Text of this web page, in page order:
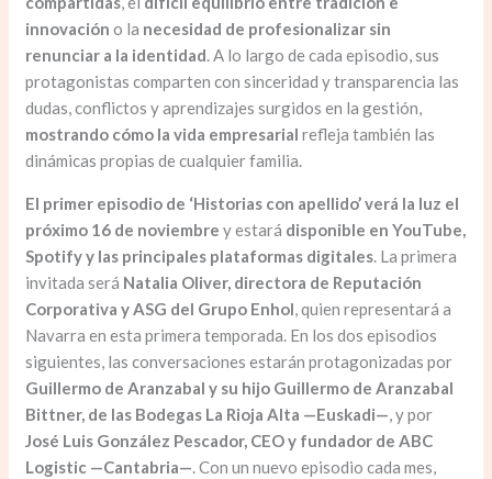
innovación o la necesidad de profesionalizar sin
renunciar a la identidad. A lo largo de cada episodio, sus
protagonistas comparten con sinceridad y transparencia las
dudas, conflictos y aprendizajes surgidos en la gestión,
mostrando cómo la vida empresarial refleja también las
dinámicas propias de cualquier familia. ⁣
El primer episodio de ‘Historias con apellido’ verá la luz el
próximo 16 de noviembre y estará disponible en YouTube,
Spotify y las principales plataformas digitales. La primera
invitada será Natalia Oliver, directora de Reputación
Corporativa y ASG del Grupo Enhol, quien representará a
Navarra en esta primera temporada. En los dos episodios
siguientes, las conversaciones estarán protagonizadas por
Guillermo de Aranzabal y su hijo Guillermo de Aranzabal
Bittner, de las Bodegas La Rioja Alta —Euskadi—, y por
José Luis González Pescador, CEO y fundador de ABC
Logistic —Cantabria—. Con un nuevo episodio cada mes,